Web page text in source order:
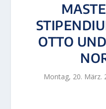
OTTO
Montag, 20. März.